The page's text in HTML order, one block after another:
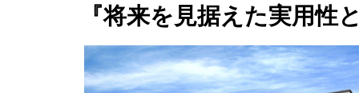
『将来を見据えた実用性